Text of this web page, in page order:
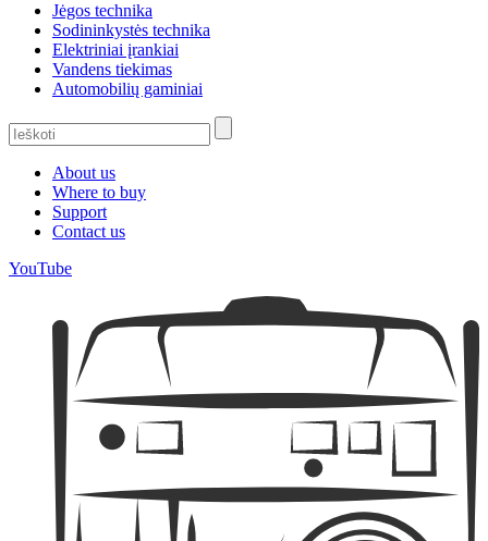
Jėgos technika
Sodininkystės technika
Elektriniai įrankiai
Vandens tiekimas
Automobilių gaminiai
About us
Where to buy
Support
Contact us
YouTube